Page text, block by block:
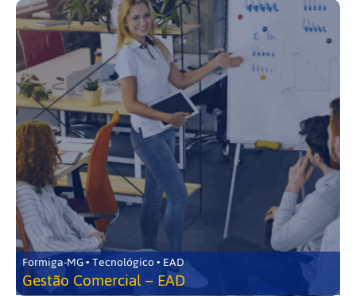
Formiga-MG • Tecnológico • EAD
Gestão Comercial – EAD